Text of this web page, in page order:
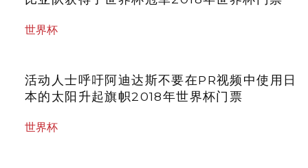
世界杯
活动人士呼吁阿迪达斯不要在PR视频中使用日
本的太阳升起旗帜2018年世界杯门票
世界杯